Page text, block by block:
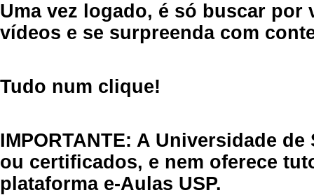
Uma vez logado, é só buscar por
vídeos e se surpreenda com
Tudo num clique!
IMPORTANTE: A Universidade
ou certificados, e nem oferece
plataforma e-Aulas USP.